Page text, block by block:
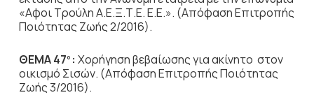
«Αφοι Τρούλη Α.Ε.Ξ.Τ.Ε. Ε.Ε.». (Απόφαση Επιτροπής
Ποιότητας Ζωής 2/2016).
ΘΕΜΑ 47ο : Χορήγηση βεβαίωσης για ακίνητο στον
οικισμό Σισών. (Απόφαση Επιτροπής Ποιότητας
Ζωής 3/2016).